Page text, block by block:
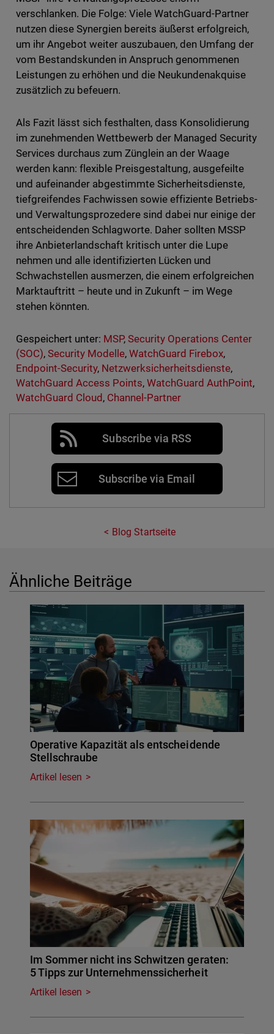
verschlanken. Die Folge: Viele WatchGuard-Partner
nutzen diese Synergien bereits äußerst erfolgreich,
um ihr Angebot weiter auszubauen, den Umfang der
vom Bestandskunden in Anspruch genommenen
Leistungen zu erhöhen und die Neukundenakquise
zusätzlich zu befeuern.
Als Fazit lässt sich festhalten, dass Konsolidierung
im zunehmenden Wettbewerb der Managed Security
Services durchaus zum Zünglein an der Waage
werden kann: flexible Preisgestaltung, ausgefeilte
und aufeinander abgestimmte Sicherheitsdienste,
tiefgreifendes Fachwissen sowie effiziente Betriebs-
und Verwaltungsprozedere sind dabei nur einige der
entscheidenden Schlagworte. Daher sollten MSSP
ihre Anbieterlandschaft kritisch unter die Lupe
nehmen und alle identifizierten Lücken und
Schwachstellen ausmerzen, die einem erfolgreichen
Marktauftritt – heute und in Zukunft – im Wege
stehen könnten.
Gespeichert unter: MSP, Security Operations Center
(SOC), Security Modelle, WatchGuard Firebox,
Endpoint-Security, Netzwerksicherheitsdienste,
WatchGuard Access Points, WatchGuard AuthPoint,
WatchGuard Cloud , Channel-Partner
Subscribe via RSS
Subscribe via Email
Blog Startseite
Ähnliche Beiträge
Operative Kapazität als entscheidende
Stellschraube
Artikel lesen
Im Sommer nicht ins Schwitzen geraten:
5 Tipps zur Unternehmenssicherheit
Artikel lesen